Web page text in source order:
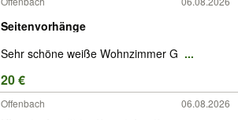
Seitenvorhänge
Sehr schöne weiße Wohnzimmer G ...
20 €
Offenbach 06.08.2026